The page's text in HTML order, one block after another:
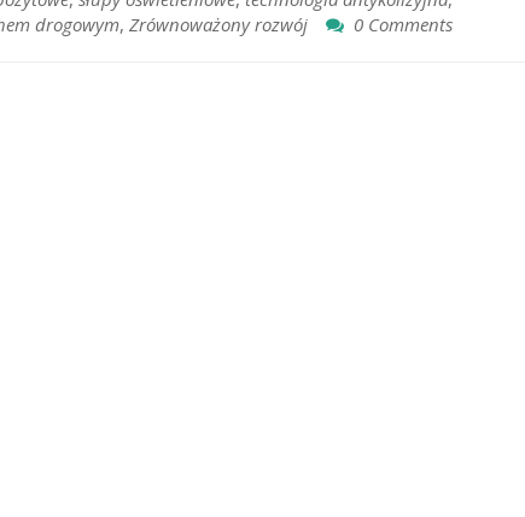
drogowym, Zrównoważony rozwój 0 Comments